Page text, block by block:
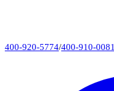
400-920-5774/400-910-0081